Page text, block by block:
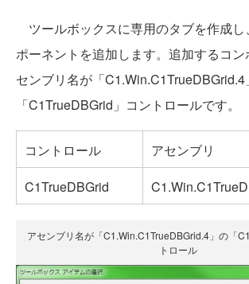
ツールボックスに専用のタブを作成し
ポーネントを追加します。追加するコ
センブリ名が「C1.Win.C1TrueDBGrid.4
「C1TrueDBGrid」コントロールです。
コントロール
アセンブリ
C1TrueDBGrid
アセンブリ名が「C1.Win.C1TrueDBGrid.4」の「
トロール